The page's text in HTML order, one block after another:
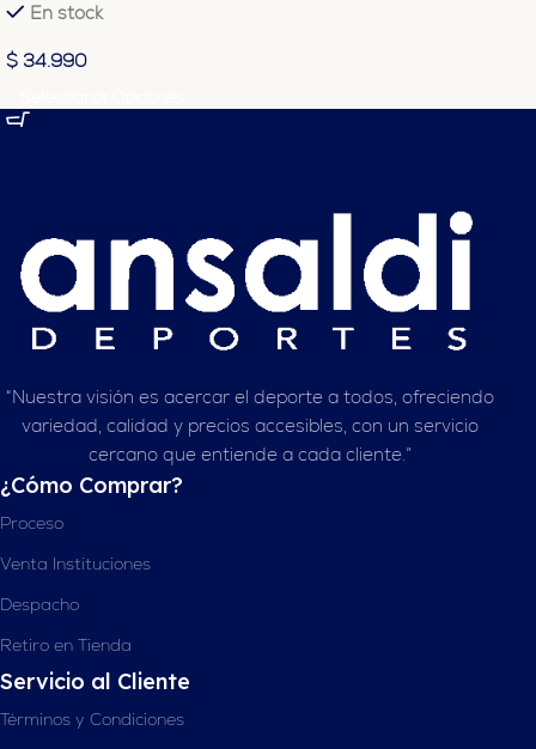
En stock
$ 34.990
“Nuestra visión es acercar el deporte a todos, ofreciendo
variedad, calidad y precios accesibles, con un servicio
cercano que entiende a cada cliente.”
¿Cómo Comprar?
Proceso
Venta Instituciones
Despacho
Retiro en Tienda
Servicio al Cliente
Términos y Condiciones